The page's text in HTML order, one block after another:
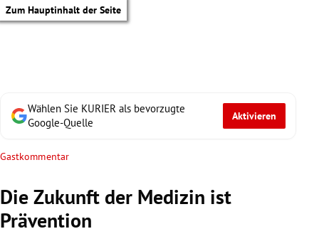
Zum Hauptinhalt der Seite
Wählen Sie KURIER als bevorzugte
Google-Quelle
Aktivieren
Gastkommentar
Die Zukunft der Medizin ist
Prävention